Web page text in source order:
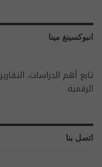
انبوكسينغ مينا
تابع أهم الدراسات،
الرقمية.
اتصل بنا